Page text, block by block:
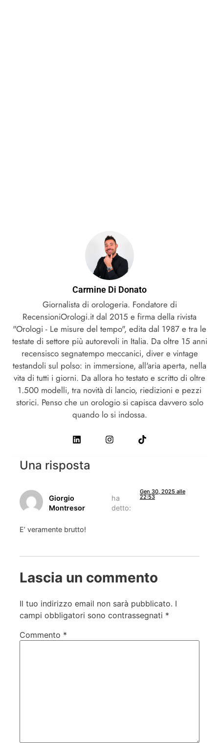
Carmine Di Donato
Giornalista di orologeria. Fondatore di
RecensioniOrologi.it dal 2015 e firma della rivista
"Orologi - Le misure del tempo", edita dal 1987 e tra le
testate di settore più autorevoli in Italia. Da oltre 15 anni
recensisco segnatempo meccanici, diver e vintage
testandoli sul polso: in immersione, all'aria aperta, nella
vita di tutti i giorni. Da allora ho testato e scritto di oltre
1.500 modelli, tra novità di lancio, riedizioni e pezzi
storici. Penso che un orologio si capisca davvero solo
quando lo si indossa.
Una risposta
Giorgio
Montresor
ha
detto:
Gen 30, 2025 alle
22:53
E’ veramente brutto!
Lascia un commento
Il tuo indirizzo email non sarà pubblicato. I
campi obbligatori sono contrassegnati *
Commento *